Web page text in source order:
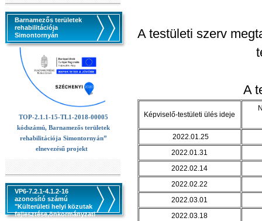
Barnamezős területek
rehabilitációja
Simontornyán
TOP-2.1.1-15-TL1-2018-00005
kódszámú, Barnamezős területek
rehabilitációja Simontornyán”
elnevezésű projekt
VP6-7.2.1-4.1.2-16
azonosító számú
"Külterületi helyi közutak
fejlesztése,önkormányzati
A testületi szerv
A
Képviselő-testületi ülés ideje
2022.01.25
2022.01.31
2022.02.14
2022.02.22
2022.03.01
2022.03.18